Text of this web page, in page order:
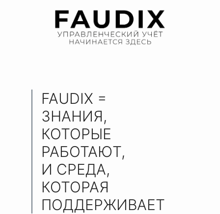
FAUDIX =
ЗНАНИЯ,
КОТОРЫЕ
РАБОТАЮТ,
И СРЕДА,
КОТОРАЯ
ПОДДЕРЖИВАЕТ